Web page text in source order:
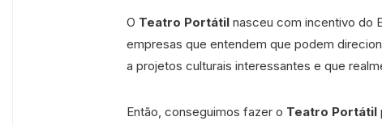
O Teatro Portátil nasceu com incentivo do
empresas que entendem que podem
a projetos culturais interessantes e que
Então, conseguimos fazer o Teatro Portátil